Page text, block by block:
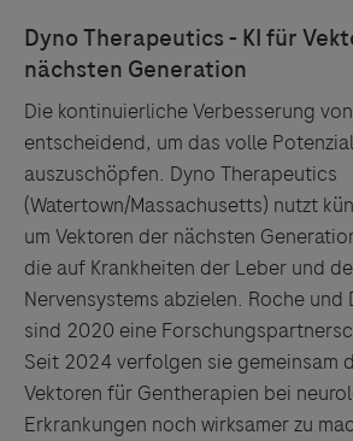
Die kontinuierliche Verbesserung
entscheidend, um das volle
auszuschöpfen. Dyno Therapeutics
(Watertown/Massachusetts) nutzt
um Vektoren der nächsten
die auf Krankheiten der Leber und
Nervensystems abzielen. Roche
sind 2020 eine
Seit 2024 verfolgen sie gemeinsam
Vektoren für Gentherapien bei
Erkrankungen noch wirksamer zu